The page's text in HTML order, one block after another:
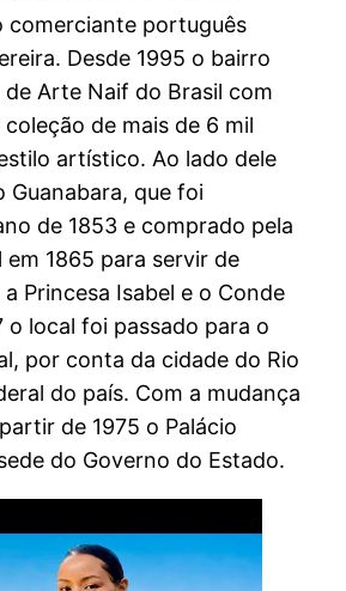
comerciante português
Desde 1995 o bairro
de Arte Naif do Brasil com
de mais de 6 mil
artístico. Ao lado dele
Guanabara, que foi
de 1853 e comprado pela
em 1865 para servir de
Princesa Isabel e o Conde
o local foi passado para o
por conta da cidade do Rio
do país. Com a mudança
de 1975 o Palácio
do Governo do Estado.